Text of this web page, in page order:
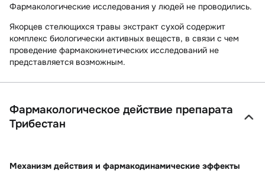
Фармакологические исследования у людей не проводились.
Якорцев стелющихся травы экстракт сухой содержит
комплекс биологически активных веществ, в связи с чем
проведение фармакокинетических исследований не
представляется возможным.
Фармакологическое действие препарата
Трибестан
Механизм действия и фармакодинамические эффекты